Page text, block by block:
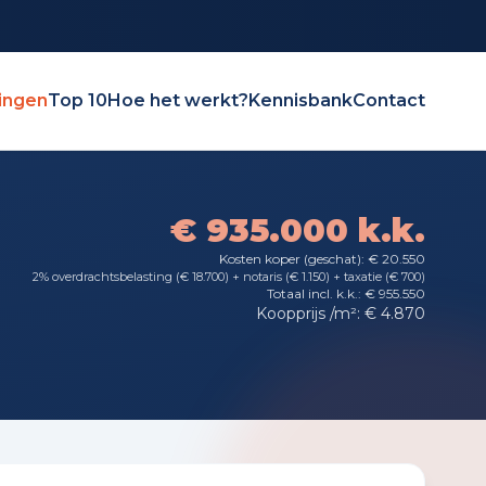
Top 10Hoe het werkt?KennisbankContact
€ 935.000 k.k.
Kosten koper (geschat): € 20.550
2% overdrachtsbelasting (€ 18.700) + notaris (€ 1.150) + taxatie (€ 700)
Totaal incl. k.k.: € 955.550
Koopprijs /m²: € 4.870